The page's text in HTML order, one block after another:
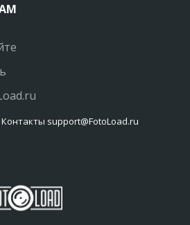
support@FotoLoad.ru